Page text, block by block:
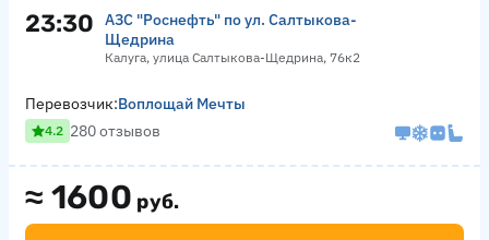
23:30
АЗС "Роснефть" по ул. Салтыкова-
Щедрина
Калуга, улица Салтыкова-Щедрина, 76к2
≈ 1600 руб.
Перевозчик:Воплощай Мечты
4.2 280 отзывов